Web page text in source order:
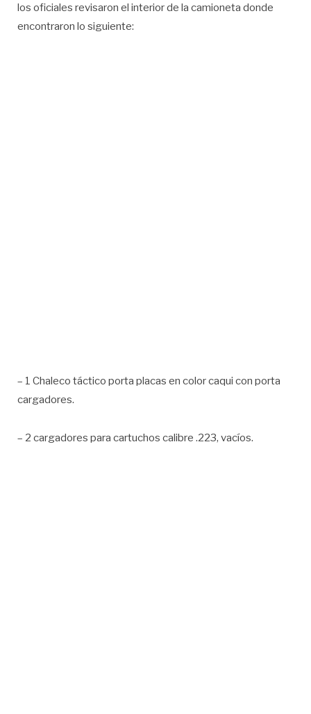
los oficiales revisaron el interior de la camioneta donde
encontraron lo siguiente:
– 1 Chaleco táctico porta placas en color caqui con porta
cargadores.
– 2 cargadores para cartuchos calibre .223, vacíos.